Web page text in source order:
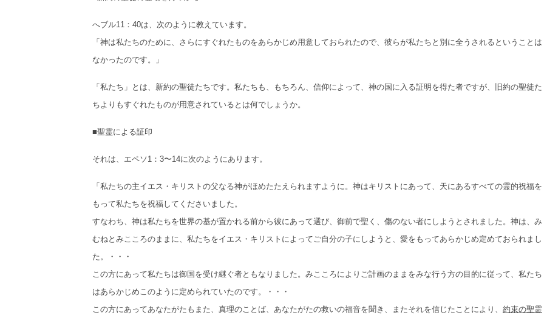
へブル11：40は、次のように教えています。
「神は私たちのために、さらにすぐれたものをあらかじめ用意しておられたので、彼らが私たちと別に全うされるということは
なかったのです。」
「私たち」とは、新約の聖徒たちです。私たちも、もちろん、信仰によって、神の国に入る証明を得た者ですが、旧約の聖徒た
ちよりもすぐれたものが用意されているとは何でしょうか。
■聖霊による証印
それは、エペソ1：3〜14に次のようにあります。
「私たちの主イエス・キリストの父なる神がほめたたえられますように。神はキリストにあって、天にあるすべての霊的祝福を
もって私たちを祝福してくださいました。
すなわち、神は私たちを世界の基が置かれる前から彼にあって選び、御前で聖く、傷のない者にしようとされました。神は、み
むねとみこころのままに、私たちをイエス・キリストによってご自分の子にしようと、愛をもってあらかじめ定めておられまし
た。・・・
この方にあって私たちは御国を受け継ぐ者ともなりました。みこころによりご計画のままをみな行う方の目的に従って、私たち
はあらかじめこのように定められていたのです。・・・
この方にあってあなたがたもまた、真理のことば、あなたがたの救いの福音を聞き、またそれを信じたことにより、 約束の聖霊